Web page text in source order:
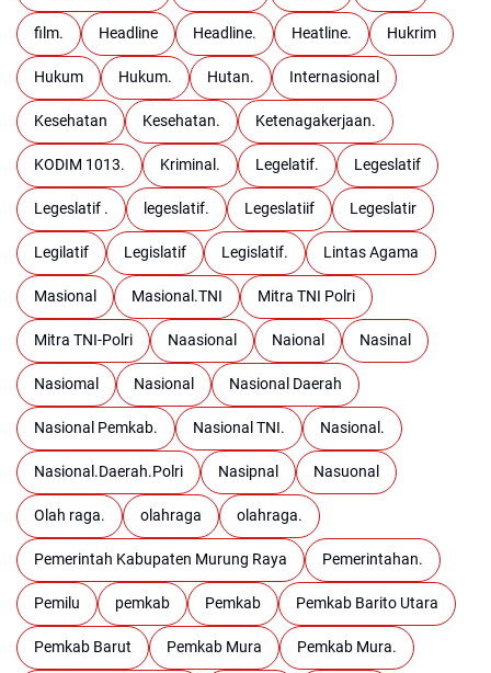
film. Headline Headline. Heatline. Hukrim
Hukum Hukum. Hutan. Internasional
Kesehatan Kesehatan. Ketenagakerjaan.
KODIM 1013. Kriminal. Legelatif. Legeslatif
Legeslatif . legeslatif. Legeslatiif Legeslatir
Legilatif Legislatif Legislatif. Lintas Agama
Masional Masional.TNI Mitra TNI Polri
Mitra TNI-Polri Naasional Naional Nasinal
Nasiomal Nasional Nasional Daerah
Nasional Pemkab. Nasional TNI. Nasional.
Nasional.Daerah.Polri Nasipnal Nasuonal
Olah raga. olahraga olahraga.
Pemerintah Kabupaten Murung Raya Pemerintahan.
Pemilu pemkab Pemkab Pemkab Barito Utara
Pemkab Barut Pemkab Mura Pemkab Mura.